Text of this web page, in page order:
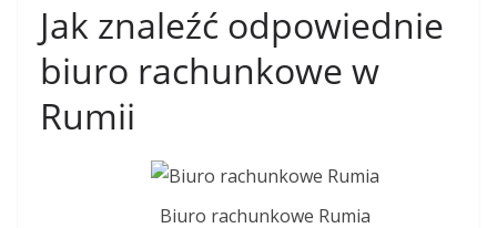
Jak znaleźć odpowiednie
biuro rachunkowe w
Rumii
Biuro rachunkowe Rumia